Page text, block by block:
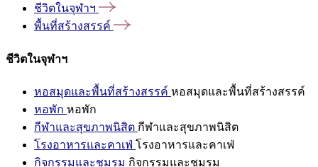
ชีวิตในจุฬาฯ
พื้นที่สร้างสรรค์
ชีวิตในจุฬาฯ
หอสมุดและพื้นที่สร้างสรรค์ หอสมุดและพื้นที่สร้างสรรค์
หอพัก หอพัก
กีฬาและสุขภาพนิสิต กีฬาและสุขภาพนิสิต
โรงอาหารและคาเฟ่ โรงอาหารและคาเฟ่
กิจกรรมและชมรม กิจกรรมและชมรม